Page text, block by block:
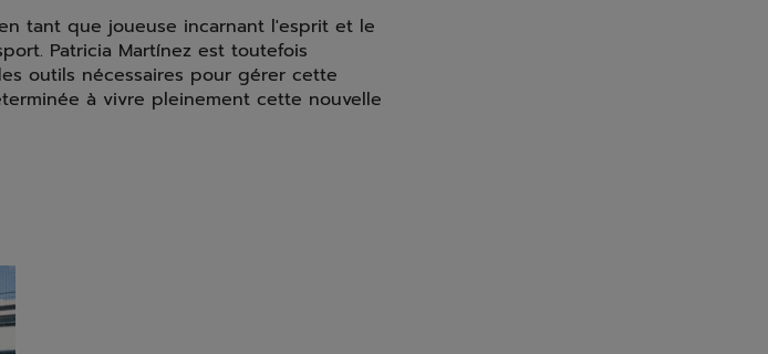
tant que joueuse incarnant l'esprit et le
Patricia Martínez est toutefois
outils nécessaires pour gérer cette
à vivre pleinement cette nouvelle